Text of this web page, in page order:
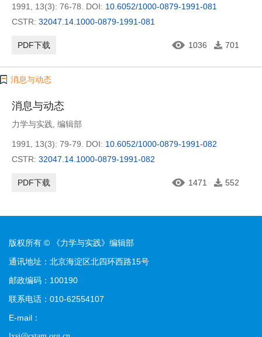
1991, 13(3): 76-78. DOI: 10.6052/1000-0879-1991-081
CSTR: 32047.14.1000-0879-1991-081
PDF下载 1036 701
消息与动态
消息与动态
力学与实践 编辑部
1991, 13(3): 79-79. DOI: 10.6052/1000-0879-1991-082
CSTR: 32047.14.1000-0879-1991-082
PDF下载 1471 552
版权所有 © 《力学与实践》编辑部
通讯地址：北京海淀区北四环西路15号
邮政编码：100190
联系电话：010-62554107
E-mail：